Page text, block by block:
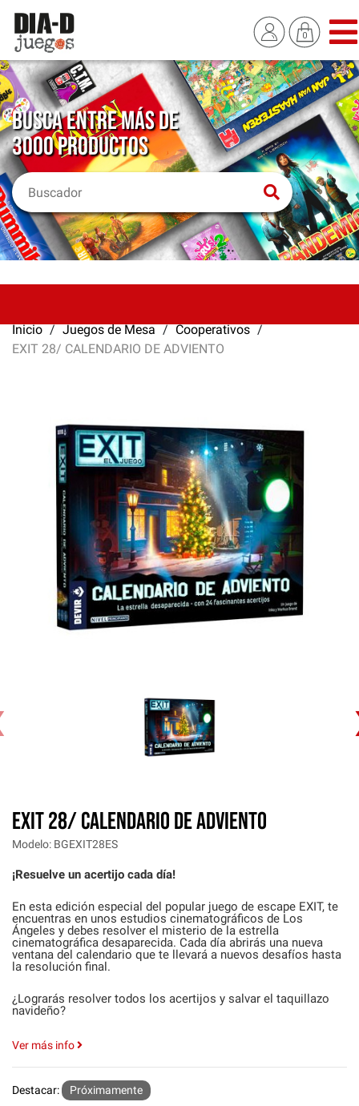
BUSCA ENTRE MÁS DE
3000 PRODUCTOS
Inicio Juegos de Mesa
Cooperativos
EXIT 28/ CALENDARIO DE ADVIENTO
EXIT 28/ CALENDARIO DE ADVIENTO
Modelo: BGEXIT28ES
¡Resuelve un acertijo cada día!
En esta edición especial del popular juego de escape EXIT, te
encuentras en unos estudios cinematográficos de Los
Ángeles y debes resolver el misterio de la estrella
cinematográfica desaparecida. Cada día abrirás una nueva
ventana del calendario que te llevará a nuevos desafíos hasta
la resolución final.
¿Lograrás resolver todos los acertijos y salvar el taquillazo
navideño?
Ver más info
Destacar:
Próximamente